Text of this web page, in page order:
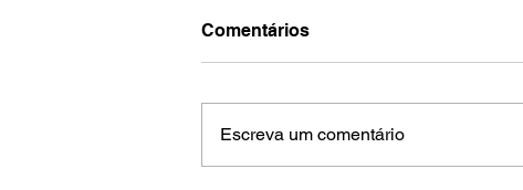
Comentários
Escreva um comentário